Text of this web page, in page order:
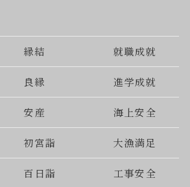
縁結 就職成就
良縁 進学成就
安産 海上安全
初宮詣 大漁満足
百日詣 工事安全